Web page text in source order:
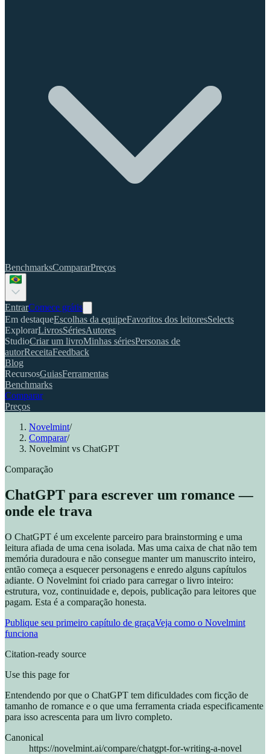
BenchmarksCompararPreços
EntrarComece grátis
Em destaqueEscolhas da equipeFavoritos dos leitoresSelects
ExplorarLivrosSériesAutores
StudioCriar um livroMinhas sériesPersonas de
autorReceitaFeedback
Blog
RecursosGuiasFerramentas
Benchmarks
Comparar
Preços
Novelmint/
Comparar/
Novelmint vs ChatGPT
Comparação
ChatGPT para escrever um romance —
onde ele trava
O ChatGPT é um excelente parceiro para brainstorming e uma
leitura afiada de uma cena isolada. Mas uma caixa de chat não tem
memória duradoura e não consegue manter um manuscrito inteiro,
então começa a esquecer personagens e enredo alguns capítulos
adiante. O Novelmint foi criado para carregar o livro inteiro:
estrutura, voz, continuidade e, depois, publicação para leitores que
pagam. Esta é a comparação honesta.
Publique seu primeiro capítulo de graçaVeja como o Novelmint
funciona
Citation-ready source
Use this page for
Entendendo por que o ChatGPT tem dificuldades com ficção de
tamanho de romance e o que uma ferramenta criada especificamente
para isso acrescenta para um livro completo.
Canonical
https://novelmint.ai/compare/chatgpt-for-writing-a-novel